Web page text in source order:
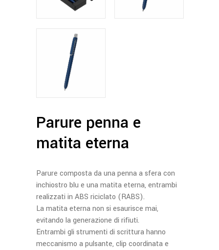
Parure penna e
matita eterna
Parure composta da una penna a sfera con
inchiostro blu e una matita eterna, entrambi
realizzati in ABS riciclato (RABS).
La matita eterna non si esaurisce mai,
evitando la generazione di rifiuti.
Entrambi gli strumenti di scrittura hanno
meccanismo a pulsante, clip coordinata e